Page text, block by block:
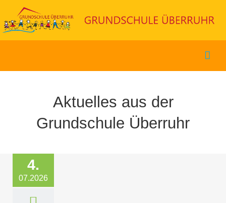
Inhalt
springen
Aktuelles aus der
Grundschule Überruhr
4.
07.2026